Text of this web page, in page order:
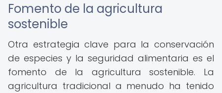
Fomento de la agricultura
sostenible
Otra estrategia clave para la conservación
de especies y la seguridad alimentaria es el
fomento de la agricultura sostenible. La
agricultura tradicional a menudo ha tenido